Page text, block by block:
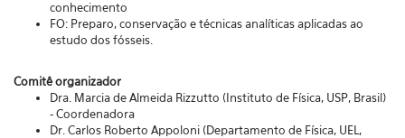
conhecimento
FO: Preparo, conservação e técnicas analíticas aplicadas ao
estudo dos fósseis.
Comitê organizador
Dra. Marcia de Almeida Rizzutto (Instituto de Física, USP, Brasil)
- Coordenadora
Dr. Carlos Roberto Appoloni (Departamento de Física, UEL,